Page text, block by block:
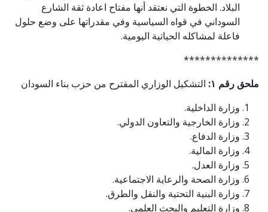
البلاد. الخطوة التي نعتقد أنها مفتاح اعادة ثقة الشارع
السوداني في قواه السیاسیة وفي مقدراتها على وضع حلول
فاعلة لمشاكله الحياتية اليومية.
**************
ملحق رقم ١:
التشكيل الوزاري المقترح من حزب بناء السودان
وزارة الداخلية.
وزارة الخارجية والتعاون الدولي.
وزارة الدفاع.
وزارة المالية.
وزارة العدل.
وزارة الصحة والرعاية الاجتماعية.
وزارة البنية التحتية والنقل والطرق.
وزارة التعليم والبحث العلمي.